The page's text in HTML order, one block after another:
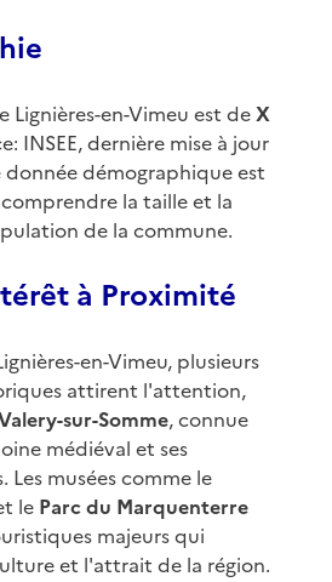
Lignières-en-Vimeu est deX
INSEE, dernière mise à jour
donnée démographique est
la taille et la
de la commune.
à Proximité
en-Vimeu, plusieurs
attirent l'attention,
sur-Somme, connue
médiéval et ses
Les musées comme le
le Parc du Marquenterre
majeurs qui
et l'attrait de la région.